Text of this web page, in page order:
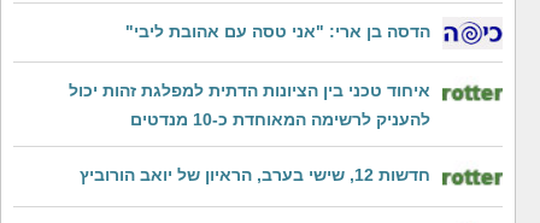
הדסה בן ארי: "אני טסה עם אהובת ליבי"
איחוד טכני בין הציונות הדתית למפלגת זהות יכול
להעניק לרשימה המאוחדת כ-10 מנדטים
חדשות 12, שישי בערב, הראיון של יואב הורוביץ